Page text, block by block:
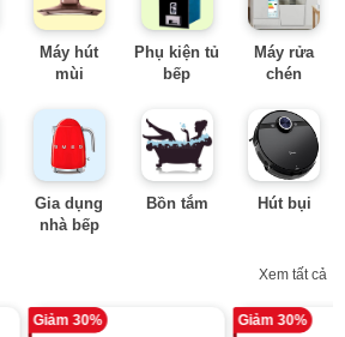
Máy hút
mùi
Phụ kiện tủ
bếp
Máy rửa
chén
Gia dụng
nhà bếp
Bồn tắm Hút bụi
Xem tất cả
Giảm 30% Giảm 30%